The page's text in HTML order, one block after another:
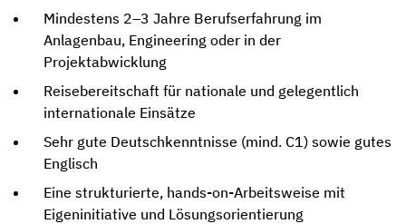
Mindestens 2–3 Jahre Berufserfahrung im
Anlagenbau, Engineering oder in der
Projektabwicklung
Reisebereitschaft für nationale und gelegentlich
internationale Einsätze
Sehr gute Deutschkenntnisse (mind. C1) sowie gutes
Englisch
Eine strukturierte, hands-on-Arbeitsweise mit
Eigeninitiative und Lösungsorientierung